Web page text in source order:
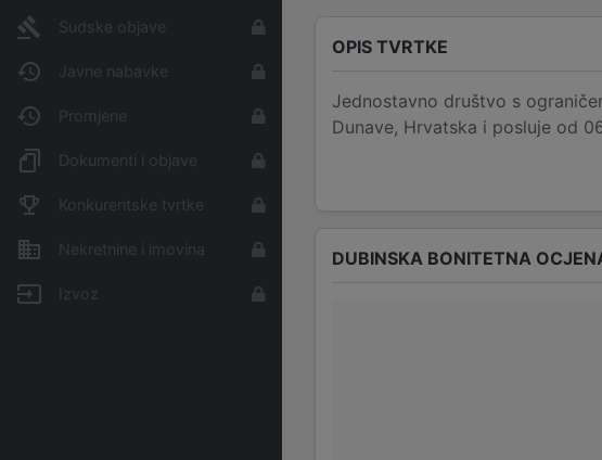
Sudske objave
Javne nabavke
Promjene
Dokumenti i objave
Konkurentske tvrtke
Nekretnine i imovina
Izvoz
OPIS TVRTKE
Jednostavno društvo s
Dunave, Hrvatska i posluje od
DUBINSKA BONITETNA